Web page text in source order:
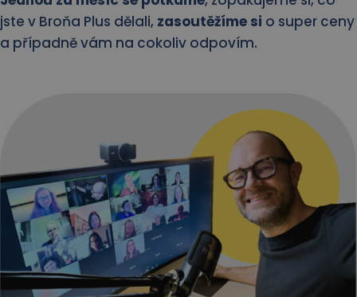
jste v Broňa Plus dělali, zasoutěžíme si o super ceny
a případně vám na cokoliv odpovím.